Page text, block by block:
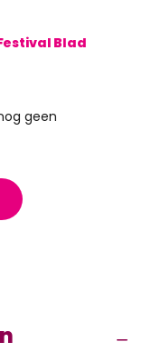
Blad
geen